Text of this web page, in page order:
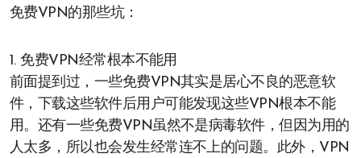
免费VPN的那些坑：
1. 免费VPN经常根本不能用
前面提到过，一些免费VPN其实是居心不良的恶意软
件，下载这些软件后用户可能发现这些VPN根本不能
用。还有一些免费VPN虽然不是病毒软件，但因为用的
人太多，所以也会发生经常连不上的问题。此外，VPN